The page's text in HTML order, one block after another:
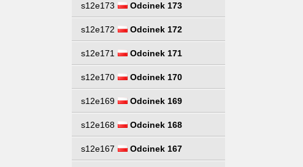
s12e173 Odcinek 173
s12e172 Odcinek 172
s12e171 Odcinek 171
s12e170 Odcinek 170
s12e169 Odcinek 169
s12e168 Odcinek 168
s12e167 Odcinek 167